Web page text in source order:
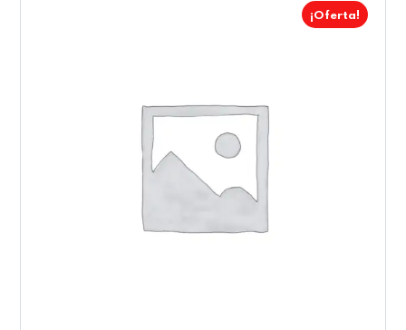
¡Oferta!